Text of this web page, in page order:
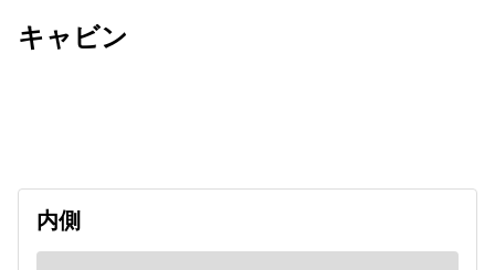
キャビン
内側